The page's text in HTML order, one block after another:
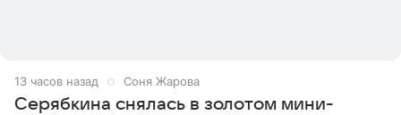
13 часов назад Соня Жарова
Серябкина снялась в золотом мини-